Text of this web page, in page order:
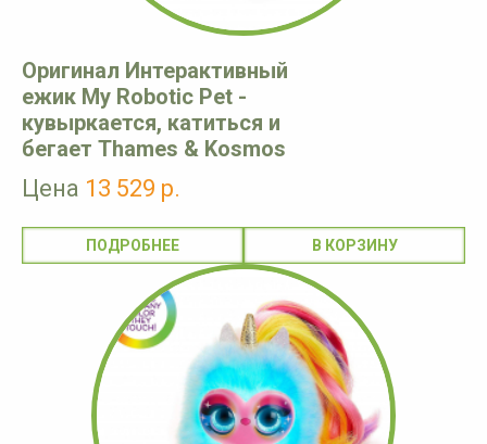
Оригинал Интерактивный
ежик My Robotic Pet -
кувыркается, катиться и
бегает Thames & Kosmos
Цена 13 529 р.
ПОДРОБНЕЕ